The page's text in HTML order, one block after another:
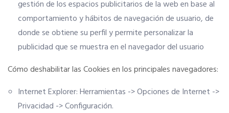
gestión de los espacios publicitarios de la web en base al
comportamiento y hábitos de navegación de usuario, de
donde se obtiene su perfil y permite personalizar la
publicidad que se muestra en el navegador del usuario
Cómo deshabilitar las Cookies en los principales navegadores:
Internet Explorer: Herramientas -> Opciones de Internet ->
Privacidad -> Configuración.